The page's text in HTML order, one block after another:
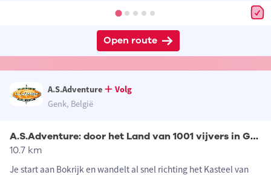
Open route
A.S.Adventure
Volg
Genk, België
A.S.Adventure: door het Land van 1001 vijvers in Genk
10.7 km
Je start aan Bokrijk en wandelt al snel richting het Kasteel van